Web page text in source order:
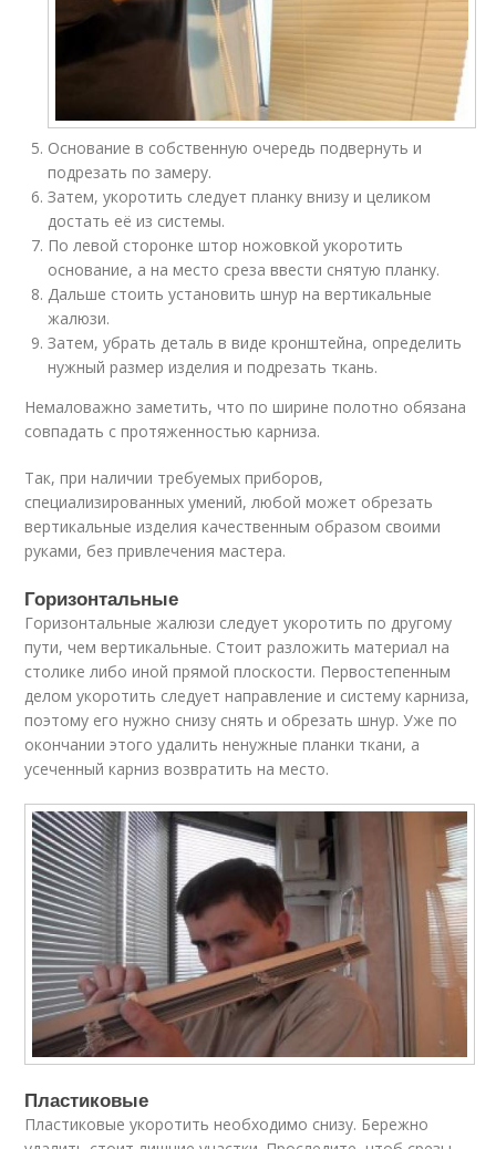
Основание в собственную очередь подвернуть и
подрезать по замеру.
Затем, укоротить следует планку внизу и целиком
достать её из системы.
По левой сторонке штор ножовкой укоротить
основание, а на место среза ввести снятую планку.
Дальше стоить установить шнур на вертикальные
жалюзи.
Затем, убрать деталь в виде кронштейна, определить
нужный размер изделия и подрезать ткань.
Немаловажно заметить, что по ширине полотно обязана
совпадать с протяженностью карниза.
Так, при наличии требуемых приборов,
специализированных умений, любой может обрезать
вертикальные изделия качественным образом своими
руками, без привлечения мастера.
Горизонтальные
Горизонтальные жалюзи следует укоротить по другому
пути, чем вертикальные. Стоит разложить материал на
столике либо иной прямой плоскости. Первостепенным
делом укоротить следует направление и систему карниза,
поэтому его нужно снизу снять и обрезать шнур. Уже по
окончании этого удалить ненужные планки ткани, а
усеченный карниз возвратить на место.
Пластиковые
Пластиковые укоротить необходимо снизу. Бережно